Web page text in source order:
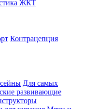
ЖКТ
Контрацепция
Для самых
развивающие